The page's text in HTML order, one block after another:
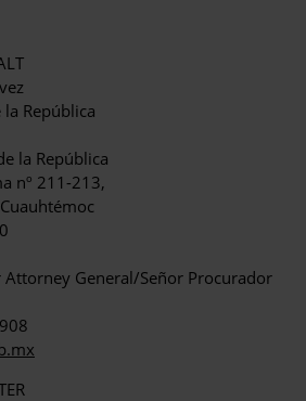
República
la República
nº 211-213,
General/Señor Procurador